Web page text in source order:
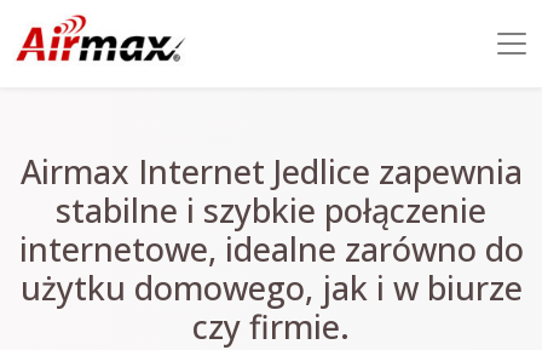
Airmax Internet Jedlice zapewnia
stabilne i szybkie połączenie
internetowe, idealne zarówno do
użytku domowego, jak i w biurze
czy firmie.